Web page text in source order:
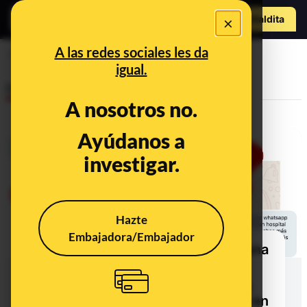
×
A las redes sociales les da
igual.
A nosotros no.
Ayúdanos a
investigar.
Hazte
Embajadora/Embajador
Hazte Maldita
van a morir
'Hola Mónica...': el audio viral de una
supuesta sanitaria que habla de
'pacientes jóvenes, sin patología,
que 'van a morir' por coronavirus en